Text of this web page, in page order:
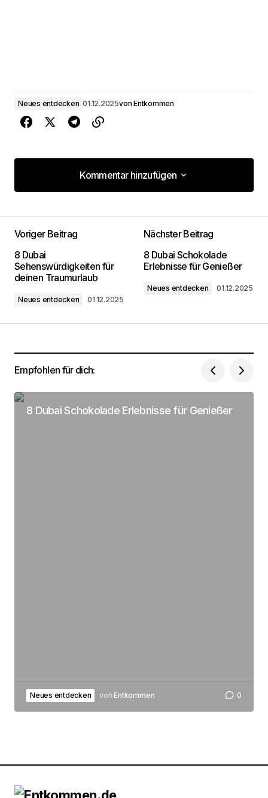
Neues entdecken 01.12.2025von Entkommen
Kommentar hinzufügen
Kommentar hinzufügen
Deine E-Mail-Adresse wird nicht
veröffentlicht.
Erforderliche Felder sind mit*
markiert
Kommentar
Dein Name*
Deine Email Adresse*
Voriger Beitrag
8 Dubai
Sehenswürdigkeiten für
deinen Traumurlaub
Neues entdecken 01.12.2025
Nächster Beitrag
8 Dubai Schokolade
Erlebnisse für Genießer
Neues entdecken 01.12.2025
Empfohlen für dich:
8 Dubai Schokolade Erlebnisse für Genießer
Neues entdecken von Entkommen 0